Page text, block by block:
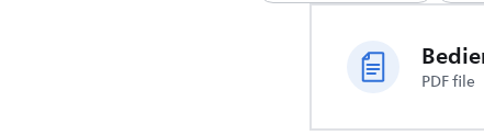
PDF file